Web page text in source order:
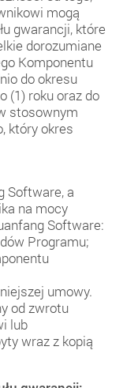
mogą
gwarancji, które
dorozumiane
Komponentu
do okresu
(1) roku oraz do
stosownym
który okres
Software, a
na mocy
Software:
Programu;
umowy.
od zwrotu
lub
wraz z kopią